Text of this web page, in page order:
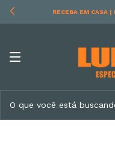
RECEBA EM CASA |